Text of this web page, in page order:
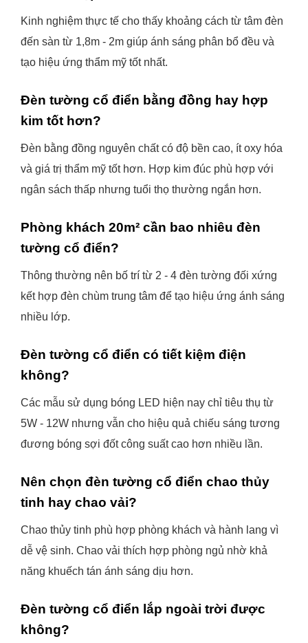
Kinh nghiệm thực tế cho thấy khoảng cách từ tâm đèn
đến sàn từ 1,8m - 2m giúp ánh sáng phân bổ đều và
tạo hiệu ứng thẩm mỹ tốt nhất.
Đèn tường cổ điển bằng đồng hay hợp
kim tốt hơn?
Đèn bằng đồng nguyên chất có độ bền cao, ít oxy hóa
và giá trị thẩm mỹ tốt hơn. Hợp kim đúc phù hợp với
ngân sách thấp nhưng tuổi thọ thường ngắn hơn.
Phòng khách 20m² cần bao nhiêu đèn
tường cổ điển?
Thông thường nên bố trí từ 2 - 4 đèn tường đối xứng
kết hợp đèn chùm trung tâm để tạo hiệu ứng ánh sáng
nhiều lớp.
Đèn tường cổ điển có tiết kiệm điện
không?
Các mẫu sử dụng bóng LED hiện nay chỉ tiêu thụ từ
5W - 12W nhưng vẫn cho hiệu quả chiếu sáng tương
đương bóng sợi đốt công suất cao hơn nhiều lần.
Nên chọn đèn tường cổ điển chao thủy
tinh hay chao vải?
Chao thủy tinh phù hợp phòng khách và hành lang vì
dễ vệ sinh. Chao vải thích hợp phòng ngủ nhờ khả
năng khuếch tán ánh sáng dịu hơn.
Đèn tường cổ điển lắp ngoài trời được
không?